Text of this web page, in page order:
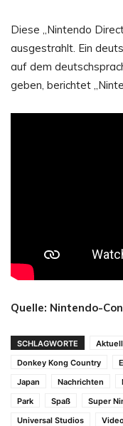
Diese „Nintendo
ausgestrahlt. Ein
auf dem
geben, berichtet
Quelle: Nintendo-
SCHLAGWORTE
Donkey Kong Country
Japan
Nachrichten
Park
Spaß Super
Universal Studios